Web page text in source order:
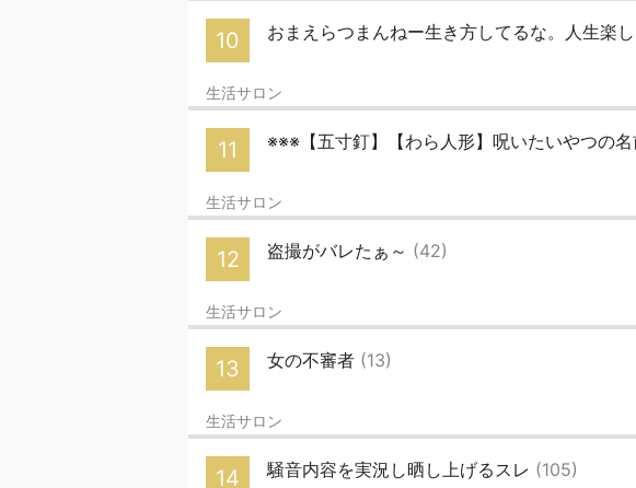
10 おまえらつまんねー生き方してるな。人生楽し
生活サロン
11 ※※※【五寸釘】【わら人形】呪いたいやつの
生活サロン
12 盗撮がバレたぁ～ (42)
生活サロン
13 女の不審者 (13)
生活サロン
14 騒音内容を実況し晒し上げるスレ (105)